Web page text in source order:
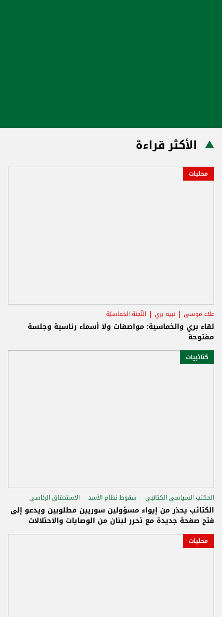
الأكثر قراءة
محليات
علاء موسى نبيه بري اللّجنة الخماسيّة
لقاء بري والخماسية: مواصفات ولا أسماء رئاسية وجلسة
مفتوحة
كتائبيات
المكتب السياسي الكتائبي سقوط نظام الأسد الاستحقاق الرئاسي
الكتائب يحذر من إيواء مسؤولين سوريين مطلوبين ويدعو إلى
فتح صفحة جديدة مع تحرر لبنان من الوصايات والاحتلالات
محليات